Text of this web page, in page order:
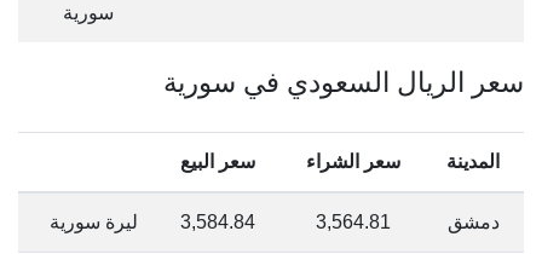
سورية
سعر الريال السعودي في سورية
المدينة سعر الشراء سعر البيع
دمشق 3,564.81
3,584.84 ليرة سورية